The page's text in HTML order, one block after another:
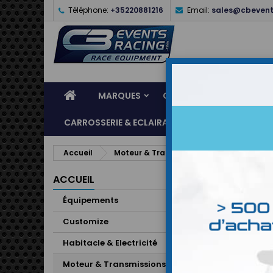
Téléphone: +35220881216 Email:
MARQUES CASQUES
CARROSSERIE & ECLAIRAGE ATELIER &
Accueil Moteur & Transmissions
ACCUEIL
Équipements
Customize
Habitacle & Electricité
Moteur & Transmissions